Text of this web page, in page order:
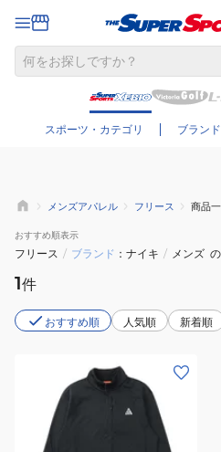
スポーツ・カテゴリ ブランド
さらに絞
メンズアパレル フリース 商品
おすすめ順表示
フリース / ブランド ナイキ / メンズ
1件
おすすめ順 人気順 新着順